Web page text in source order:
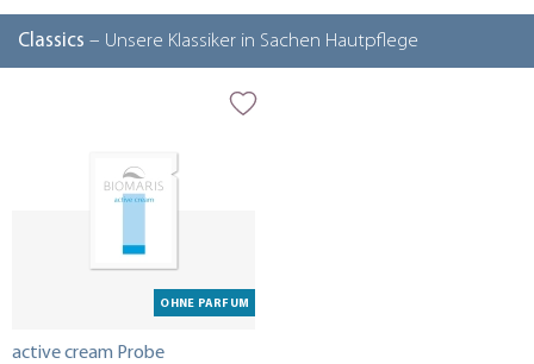
Classics – Unsere Klassiker in Sachen Hautpflege
OHNE PARFUM
active cream Probe